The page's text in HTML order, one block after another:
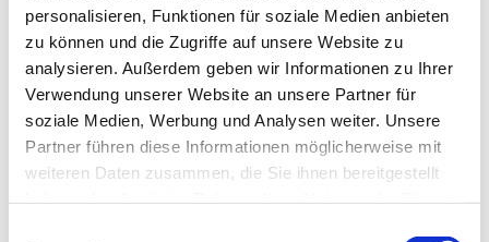
personalisieren, Funktionen für soziale Medien anbieten
zu können und die Zugriffe auf unsere Website zu
analysieren. Außerdem geben wir Informationen zu Ihrer
Verwendung unserer Website an unsere Partner für
soziale Medien, Werbung und Analysen weiter. Unsere
Partner führen diese Informationen möglicherweise mit
weiteren Daten zusammen, die Sie ihnen bereitgestellt